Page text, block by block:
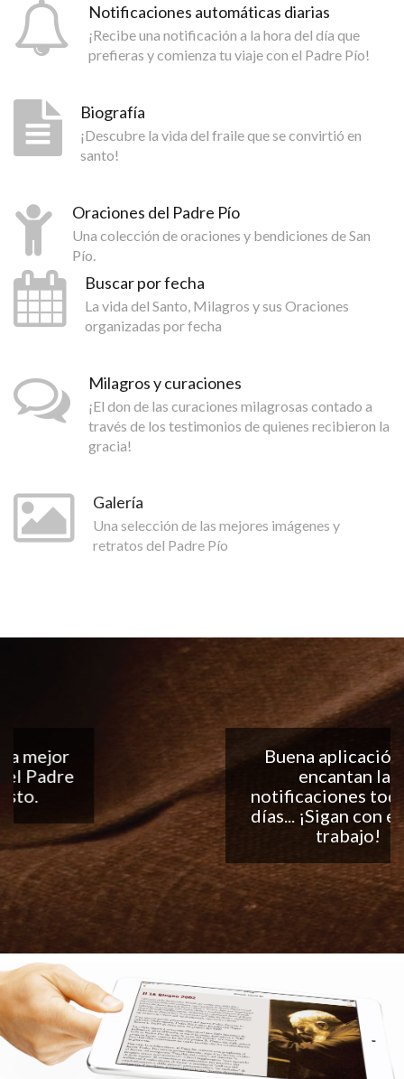
Notificaciones automáticas diarias
¡Recibe una notificación a la hora del día que
prefieras y comienza tu viaje con el Padre Pío!
Biografía
¡Descubre la vida del fraile que se convirtió en
santo!
Oraciones del Padre Pío
Una colección de oraciones y bendiciones de San
Pío.
Buscar por fecha
La vida del Santo, Milagros y sus Oraciones
organizadas por fecha
Milagros y curaciones
¡El don de las curaciones milagrosas contado a
través de los testimonios de quienes recibieron la
gracia!
Galería
Una selección de las mejores imágenes y
retratos del Padre Pío
Buena aplicación, me
encantan las
notificaciones todos los
días... ¡Sigan con el buen
trabajo!